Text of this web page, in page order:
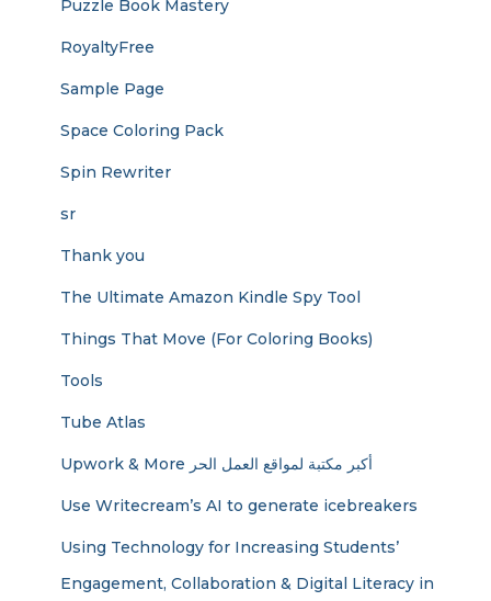
Puzzle Book Mastery
RoyaltyFree
Sample Page
Space Coloring Pack
Spin Rewriter
sr
Thank you
The Ultimate Amazon Kindle Spy Tool
Things That Move (For Coloring Books)
Tools
Tube Atlas
Upwork & More أكبر مكتبة لمواقع العمل الحر
Use Writecream’s AI to generate icebreakers
Using Technology for Increasing Students’
Engagement, Collaboration & Digital Literacy in